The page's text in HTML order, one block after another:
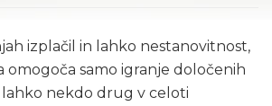
izplačil in lahko nestanovitnost,
omogoča samo igranje določenih
lahko nekdo drug v celoti